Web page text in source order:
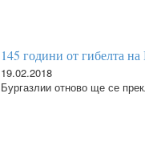
145 години от гибелта
19.02.2018
Бургазлии отново ще се